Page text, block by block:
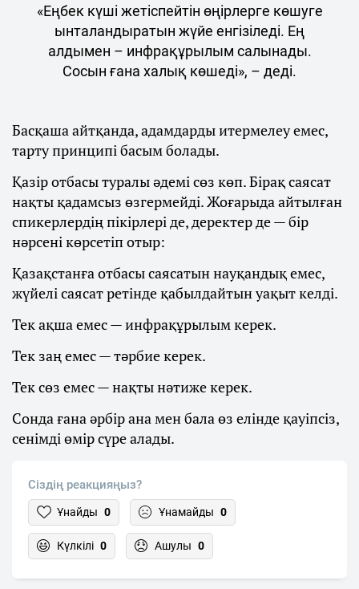
«Еңбек күші жетіспейтін өңірлерге көшуге
ынталандыратын жүйе енгізіледі. Ең
алдымен – инфрақұрылым салынады.
Сосын ғана халық көшеді», – деді.
Басқаша айтқанда, адамдарды итермелеу емес,
тарту принципі басым болады.
Қазір отбасы туралы әдемі сөз көп. Бірақ саясат
нақты қадамсыз өзгермейді. Жоғарыда айтылған
спикерлердің пікірлері де, деректер де — бір
нәрсені көрсетіп отыр:
Қазақстанға отбасы саясатын науқандық емес,
жүйелі саясат ретінде қабылдайтын уақыт келді.
Тек ақша емес — инфрақұрылым керек.
Тек заң емес — тәрбие керек.
Тек сөз емес — нақты нәтиже керек.
Сонда ғана әрбір ана мен бала өз елінде қауіпсіз,
сенімді өмір сүре алады.
Сіздің реакцияңыз?
Ұнайды 0 Ұнамайды 0
Күлкілі 0 Ашулы 0